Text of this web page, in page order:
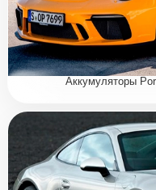
Аккумуляторы